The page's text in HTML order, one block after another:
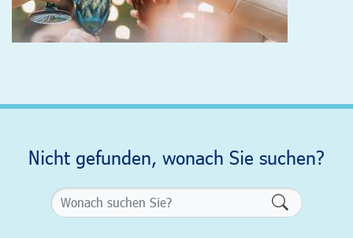
Nicht gefunden, wonach Sie suchen?